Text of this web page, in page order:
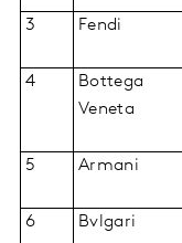
3 Fendi
4
Bottega
Veneta
5 Armani
6 Bvlgari